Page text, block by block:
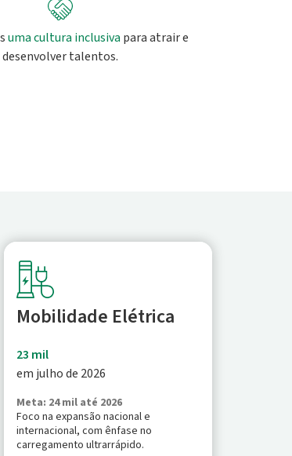
uma cultura inclusiva para atrair e
desenvolver talentos.
Mobilidade Elétrica
23 mil
em julho de 2026
Meta: 24 mil até 2026
Foco na expansão nacional e
internacional, com ênfase no
carregamento ultrarrápido.